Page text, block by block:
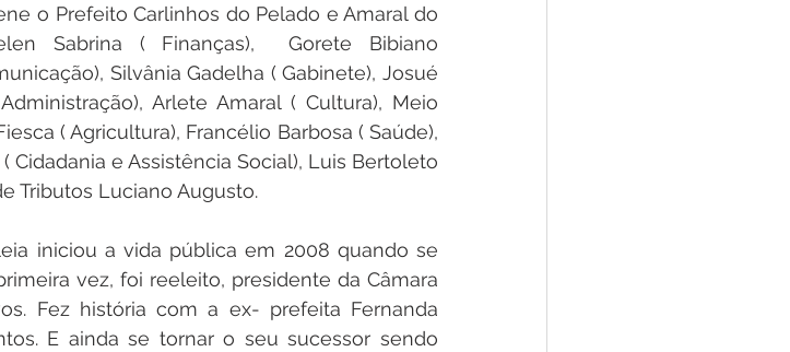
o Prefeito Carlinhos do Pelado e Amaral do
Sabrina ( Finanças),  Gorete Bibiano
Silvânia Gadelha ( Gabinete), Josué
Arlete Amaral ( Cultura), Meio
( Agricultura), Francélio Barbosa ( Saúde),
Cidadania e Assistência Social), Luis Bertoleto
Tributos Luciano Augusto.
iniciou a vida pública em 2008 quando se
vez, foi reeleito, presidente da Câmara
Fez história com a ex- prefeita Fernanda
E ainda se tornar o seu sucessor sendo